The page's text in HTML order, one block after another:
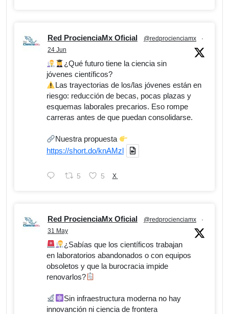
Red ProcienciaMx Oficial @redprocienciamx
·
24 Jun
¿Qué futuro tiene la ciencia sin
jóvenes científicos?
Las trayectorias de los/las jóvenes están en
riesgo: reducción de becas, pocas plazas y
esquemas laborales precarios. Eso rompe
carreras antes de que puedan consolidarse.
Nuestra propuesta
https://short.do/knAMzl
5 5 X
Red ProcienciaMx Oficial @redprocienciamx
·
31 May
¿Sabías que los científicos trabajan
en laboratorios abandonados o con equipos
obsoletos y que la burocracia impide
renovarlos?
Sin infraestructura moderna no hay
innovanción ni ciencia de frontera